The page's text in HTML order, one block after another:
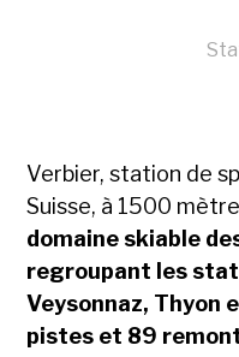
Verbier, station de
Suisse, à 1500
domaine skiable
regroupant les
Veysonnaz, Thyon
pistes et 89